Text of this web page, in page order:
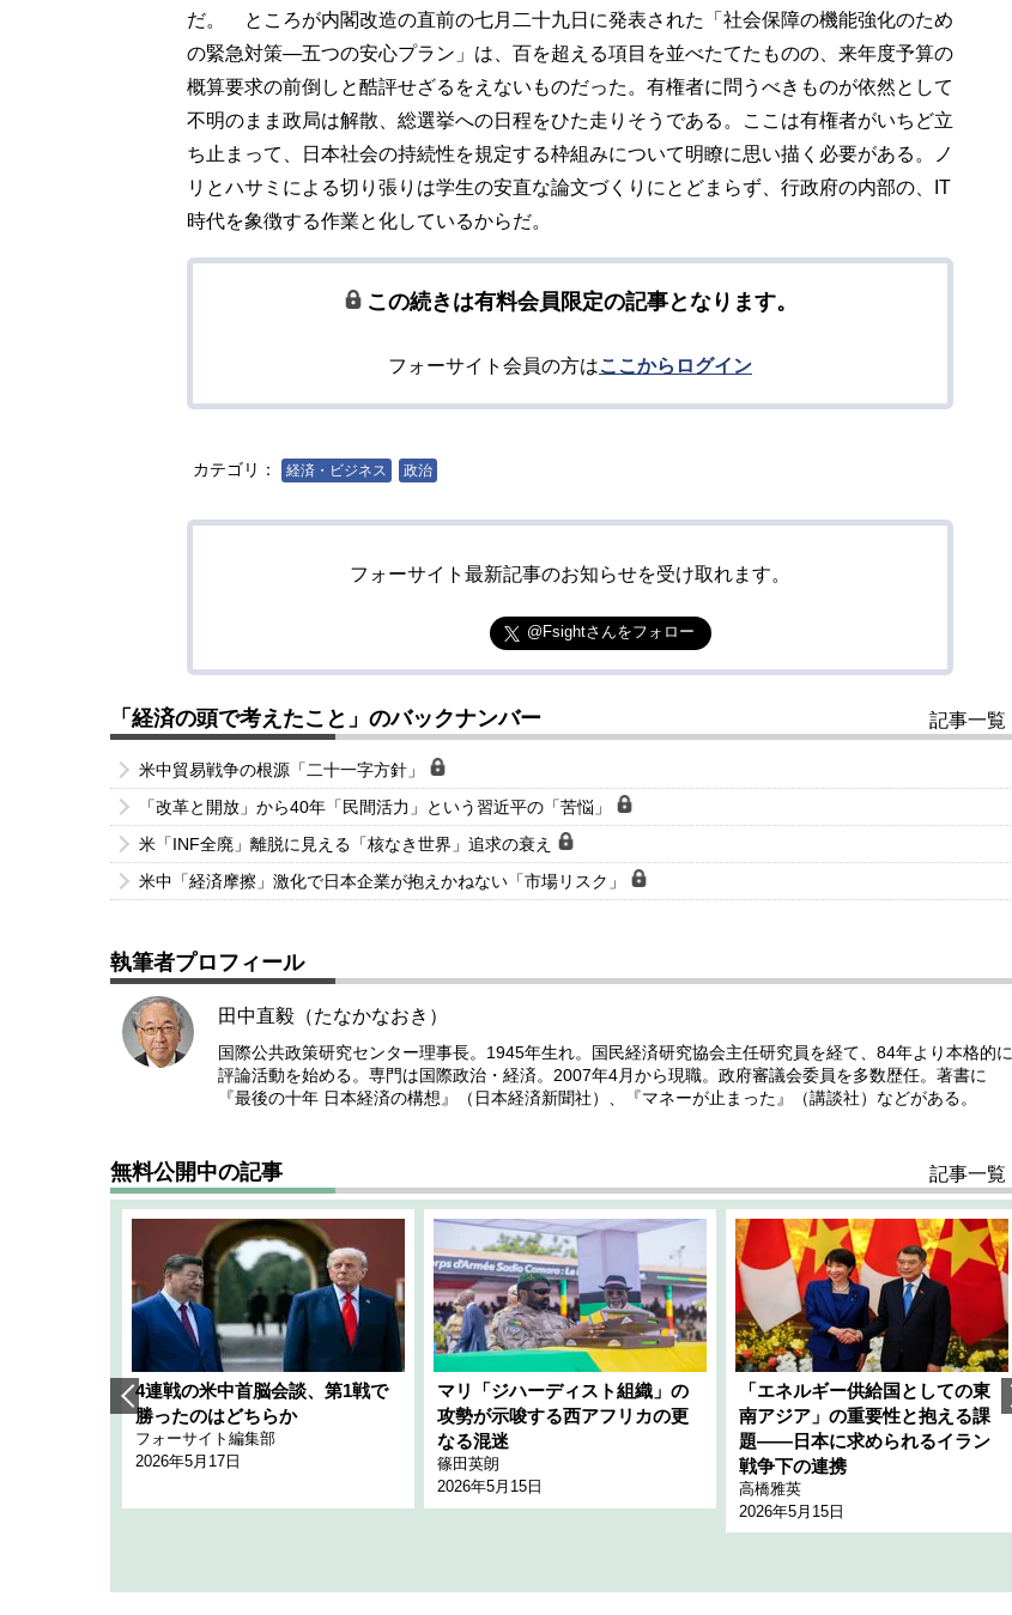
だ。 ところが内閣改造の直前の七月二十九日に発表された「社会保障の機能強化のため
の緊急対策―五つの安心プラン」は、百を超える項目を並べたてたものの、来年度予算の
概算要求の前倒しと酷評せざるをえないものだった。有権者に問うべきものが依然として
不明のまま政局は解散、総選挙への日程をひた走りそうである。ここは有権者がいちど立
ち止まって、日本社会の持続性を規定する枠組みについて明瞭に思い描く必要がある。ノ
リとハサミによる切り張りは学生の安直な論文づくりにとどまらず、行政府の内部の、IT
時代を象徴する作業と化しているからだ。
この続きは有料会員限定の記事となります。
フォーサイト会員の方はここからログイン
カテゴリ： 経済・ビジネス 政治
フォーサイト最新記事のお知らせを受け取れます。
@Fsightさんをフォロー
「経済の頭で考えたこと」のバックナンバー 記事一覧
米中貿易戦争の根源「二十一字方針」
「改革と開放」から40年「民間活力」という習近平の「苦悩」
米「INF全廃」離脱に見える「核なき世界」追求の衰え
米中「経済摩擦」激化で日本企業が抱えかねない「市場リスク」
執筆者プロフィール
田中直毅（たなかなおき）
国際公共政策研究センター理事長。1945年生れ。国民経済研究協会主任研究員を経て、84年より本格的に
評論活動を始める。専門は国際政治・経済。2007年4月から現職。政府審議会委員を多数歴任。著書に
『最後の十年 日本経済の構想』（日本経済新聞社）、『マネーが止まった』（講談社）などがある。
無料公開中の記事 記事一覧
4連戦の米中首脳会談、第1戦で
勝ったのはどちらか
フォーサイト編集部
2026年5月17日
マリ「ジハーディスト組織」の
攻勢が示唆する西アフリカの更
なる混迷
篠田英朗
2026年5月15日
「エネルギー供給国としての東
南アジア」の重要性と抱える課
題――日本に求められるイラン
戦争下の連携
高橋雅英
2026年5月15日